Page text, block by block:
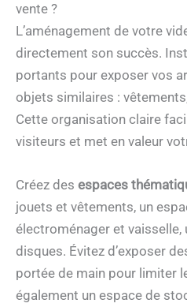
vente ?
L’aménagement de votre
directement son succès.
portants pour exposer vos
objets similaires :
Cette organisation claire
visiteurs et met en valeur
Créez des espaces
jouets et vêtements, un
électroménager et vaisselle,
disques. Évitez d’exposer
portée de main pour limiter
également un espace de